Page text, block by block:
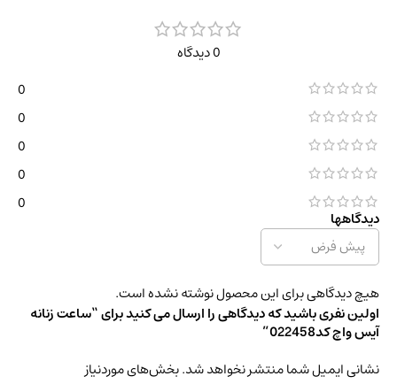
0 دیدگاه
0
0
0
0
0
دیدگاهها
هیچ دیدگاهی برای این محصول نوشته نشده است.
اولین نفری باشید که دیدگاهی را ارسال می کنید برای “ساعت زنانه
آیس واچ کد022458”
نشانی ایمیل شما منتشر نخواهد شد.بخش‌های موردنیاز